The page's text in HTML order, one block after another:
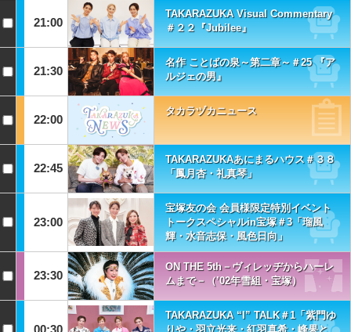
21:00
TAKARAZUKA Visual Commentary
＃２２『Jubilee』
21:30
名作 ことばの泉～第二章～＃25 『ア
ルジェの男』
22:00
タカラヅカニュース
22:45
TAKARAZUKAあにまるハウス＃３８
「鳳月杏・礼真琴」
23:00
宝塚友の会 会員様限定特別イベント
トークスペシャルin宝塚＃3「瑠風
輝・水音志保・風色日向」
23:30
ON THE 5th－ヴィレッヂからハーレ
ムまで－（’02年雪組・宝塚）
00:30
TAKARAZUKA “I” TALK＃1「紫門ゆ
りや・羽立光来・紅羽真希・峰果と